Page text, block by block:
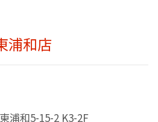
浦和店
浦和5-15-2 K3-2F